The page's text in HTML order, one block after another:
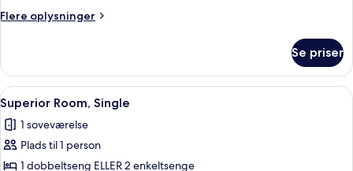
seng
Flere oplysninger
Flere
-
kingsize-
seng
Se priser
Indlæs
alle
billeder
af
Superior
Et hotelværelse med en stor seng,
8
Superior Room, Single
1 soveværelse
Plads til 1 person
1 dobbeltseng ELLER 2 enkeltsenge